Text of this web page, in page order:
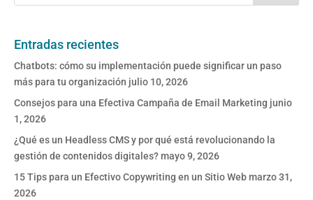
Entradas recientes
Chatbots: cómo su implementación puede significar un paso
más para tu organización julio 10, 2026
Consejos para una Efectiva Campaña de Email Marketing junio
1, 2026
¿Qué es un Headless CMS y por qué está revolucionando la
gestión de contenidos digitales?mayo 9, 2026
15 Tips para un Efectivo Copywriting en un Sitio Webmarzo 31,
2026